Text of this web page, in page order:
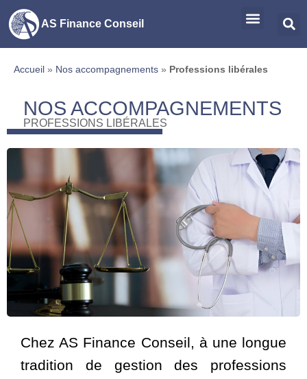
AS Finance Conseil
Accueil » Nos accompagnements » Professions libérales
NOS ACCOMPAGNEMENTS
PROFESSIONS LIBÉRALES
Chez AS Finance Conseil, à une longue
tradition de gestion des professions